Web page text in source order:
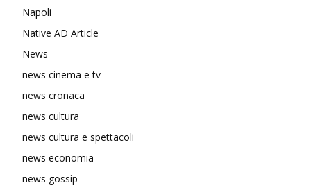
Napoli
Native AD Article
News
news cinema e tv
news cronaca
news cultura
news cultura e spettacoli
news economia
news gossip